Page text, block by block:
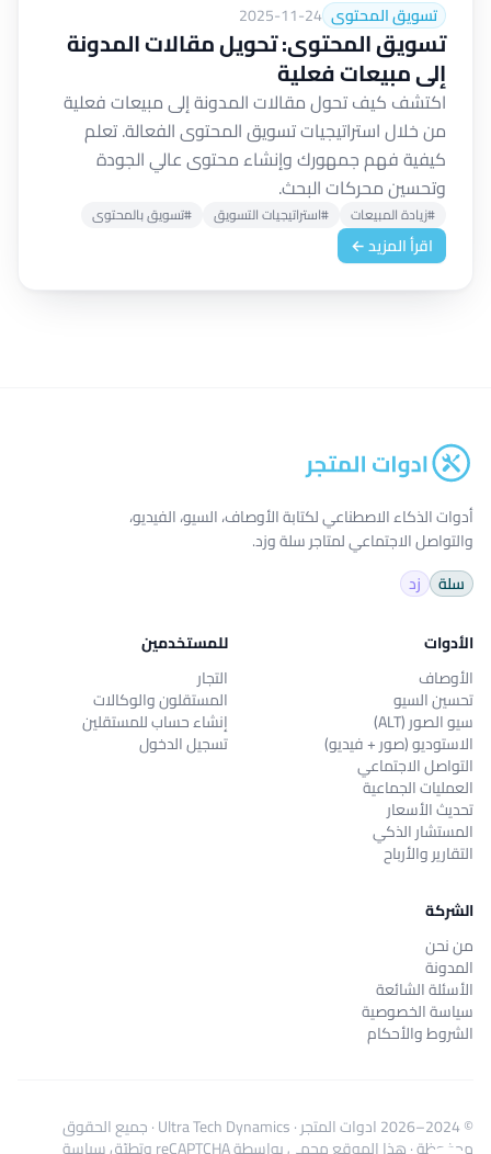
تسويق المحتوى 2025-11-24
تسويق المحتوى: تحويل مقالات المدونة
إلى مبيعات فعلية
اكتشف كيف تحول مقالات المدونة إلى مبيعات فعلية
من خلال استراتيجيات تسويق المحتوى الفعالة. تعلم
كيفية فهم جمهورك وإنشاء محتوى عالي الجودة
وتحسين محركات البحث.
#زيادة المبيعات #استراتيجيات التسويق #تسويق بالمحتوى
اقرأ المزيد ←
أدوات الذكاء الاصطناعي لكتابة الأوصاف، السيو، الفيديو،
والتواصل الاجتماعي لمتاجر سلة وزد.
سلة
زد
الأدوات
الأوصاف
تحسين السيو
سيو الصور (ALT)
الاستوديو (صور + فيديو)
التواصل الاجتماعي
العمليات الجماعية
تحديث الأسعار
المستشار الذكي
التقارير والأرباح
للمستخدمين
التجار
المستقلون والوكالات
إنشاء حساب للمستقلين
تسجيل الدخول
الشركة
من نحن
المدونة
الأسئلة الشائعة
سياسة الخصوصية
الشروط والأحكام
© 2024–2026 ادوات المتجر·
Ultra Tech Dynamics· جميع الحقوق